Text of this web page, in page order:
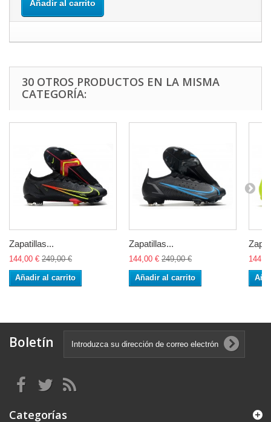
Añadir al carrito
30 OTROS PRODUCTOS EN LA MISMA
CATEGORÍA:
Zapatillas...
144,00 € 249,00 €
Añadir al carrito
Zapatillas...
144,00 € 249,00 €
Añadir al carrito
Boletín
Categorías